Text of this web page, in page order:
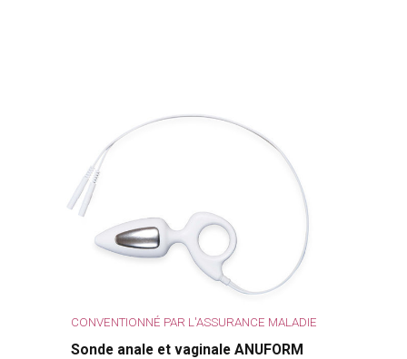
CONVENTIONNÉ PAR L'ASSURANCE MALADIE
Sonde anale et vaginale ANUFORM